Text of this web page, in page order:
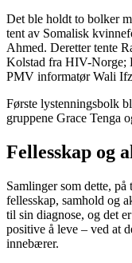
Det ble holdt to bolker
tent av Somalisk
Ahmed. Deretter tente
Kolstad fra HIV-Norge;
PMV informatør Wali
Første lystenningsbolk
gruppene Grace Tenga
Fellesskap og
Samlinger som dette,
fellesskap, samhold og
til sin diagnose, og det
positive å leve – ved at
innebærer.